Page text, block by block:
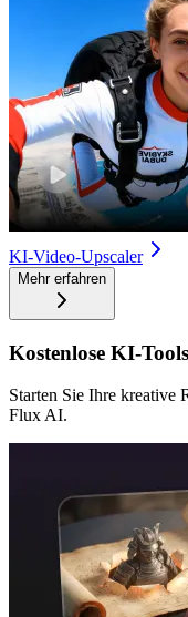
KI-Video-Upscaler
Mehr erfahren
Kostenlose KI-Tools
Starten Sie Ihre kreative
Flux AI.